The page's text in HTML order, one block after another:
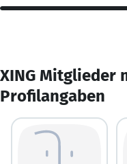
XING Mitglieder
Profilangaben